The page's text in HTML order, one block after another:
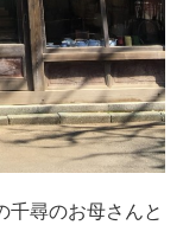
千尋のお母さんと